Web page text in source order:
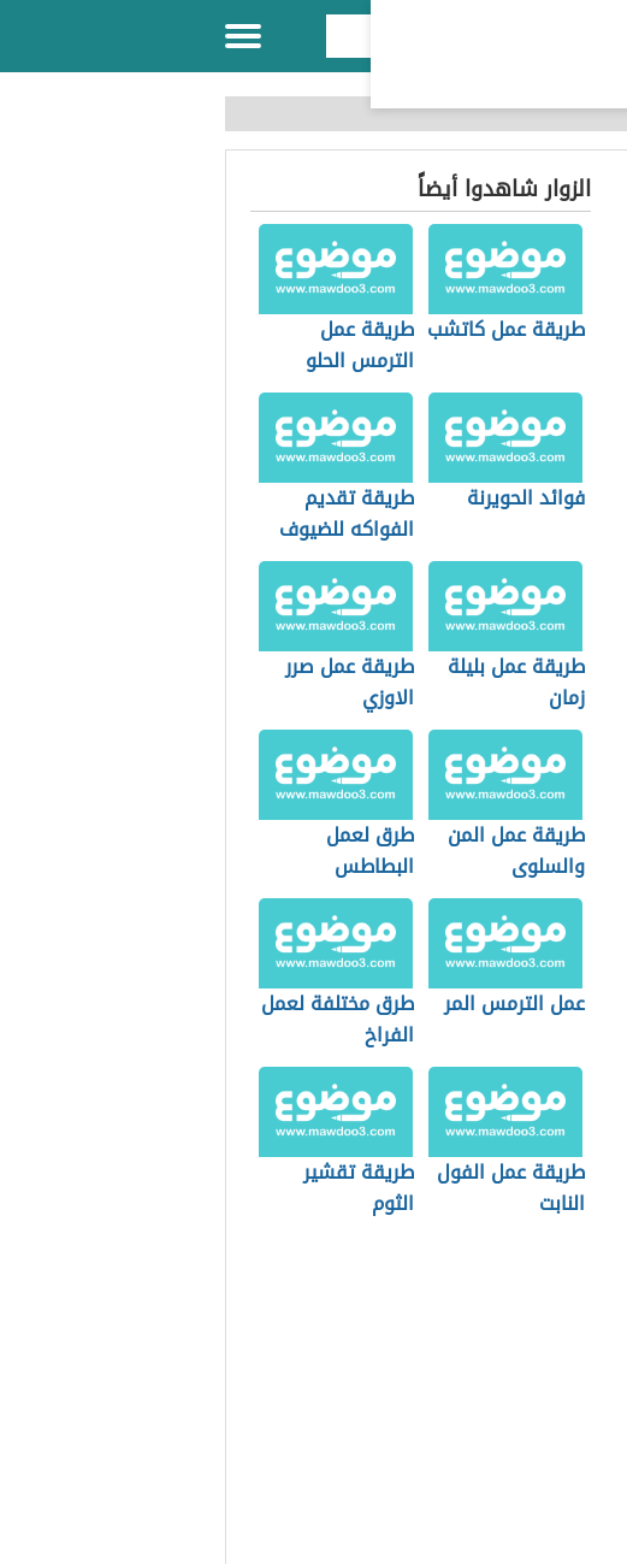
الزوار شاهدوا أيضاً
طريقة عمل كاتشب طريقة عمل
الترمس الحلو
فوائد الحويرنة
طريقة تقديم
الفواكه للضيوف
طريقة عمل بليلة
زمان
طريقة عمل صرر
الاوزي
طريقة عمل المن
والسلوى
طرق لعمل
البطاطس
عمل الترمس المر
طرق مختلفة لعمل
الفراخ
طريقة عمل الفول
النابت
طريقة تقشير
الثوم